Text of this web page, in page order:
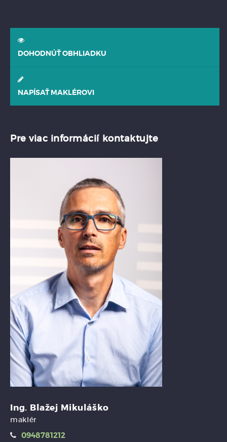
DOHODNÚŤ OBHLIADKU
NAPÍSAŤ MAKLÉROVI
Pre viac informácií kontaktujte
Ing. Blažej Mikuláško
maklér
0948781212